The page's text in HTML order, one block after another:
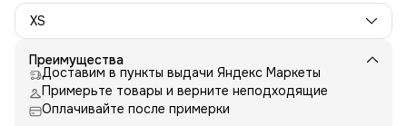
XS
Преимущества
Доставим в пункты выдачи Яндекс Маркеты
Примерьте товары и верните неподходящие
Оплачивайте после примерки